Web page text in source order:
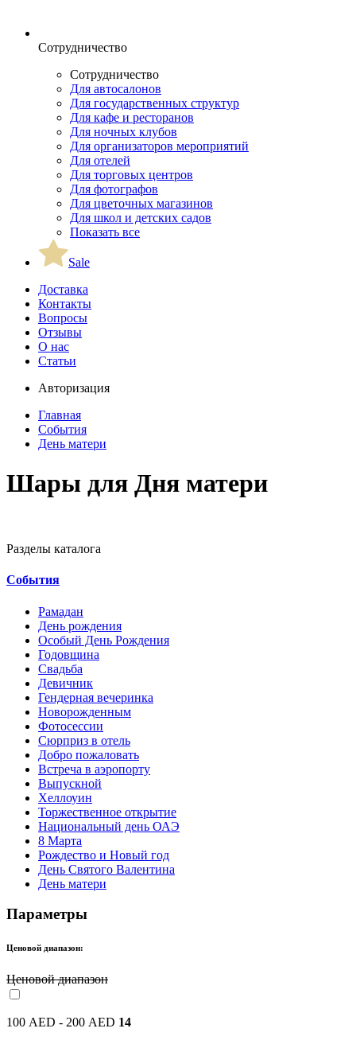
Сотрудничество
Сотрудничество
Для автосалонов
Для государственных структур
Для кафе и ресторанов
Для ночных клубов
Для организаторов мероприятий
Для отелей
Для торговых центров
Для фотографов
Для цветочных магазинов
Для школ и детских садов
Показать все
Sale
Доставка
Контакты
Вопросы
Отзывы
О нас
Статьи
Авторизация
Главная
События
День матери
Шары для Дня матери
Разделы каталога
События
Рамадан
День рождения
Особый День Рождения
Годовщина
Свадьба
Девичник
Гендерная вечеринка
Новорожденным
Фотосессии
Сюрприз в отель
Добро пожаловать
Встреча в аэропорту
Выпускной
Хеллоуин
Торжественное открытие
Национальный день ОАЭ
8 Марта
Рождество и Новый год
День Святого Валентина
День матери
Параметры
Ценовой диапазон:
Ценовой диапазон
100 AED - 200 AED 14